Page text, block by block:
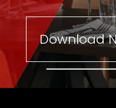
Download